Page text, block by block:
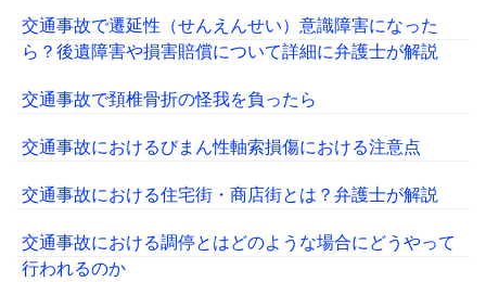
交通事故で遷延性（せんえんせい）意識障害になった
ら？後遺障害や損害賠償について詳細に弁護士が解説
交通事故で頚椎骨折の怪我を負ったら
交通事故におけるびまん性軸索損傷における注意点
交通事故における住宅街・商店街とは？弁護士が解説
交通事故における調停とはどのような場合にどうやって
行われるのか